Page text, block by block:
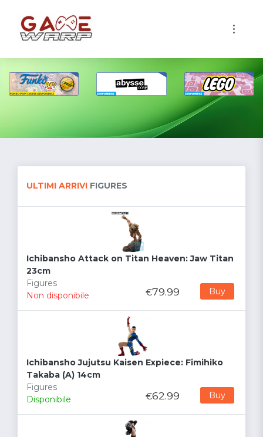
ULTIMI ARRIVI FIGURES
Ichibansho Attack on Titan Heaven: Jaw Titan
23cm
Figures
Non disponibile
€79.99 Buy
Ichibansho Jujutsu Kaisen Expiece: Fimihiko
Takaba (A) 14cm
Figures
Disponibile
€62.99 Buy